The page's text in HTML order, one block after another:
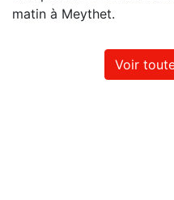
matin à Meythet.
Voir